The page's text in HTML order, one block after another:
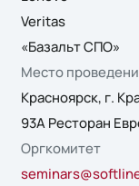
Veritas
«Базальт СПО»
Место
Красноярск, г.
93А Ресторан
Оргкомитет